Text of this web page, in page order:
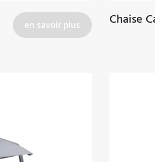
en savoir plus Chaise